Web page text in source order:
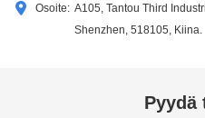
Osoite: A105, Tantou Third
Shenzhen, 518105, Kiina.
Pyydä